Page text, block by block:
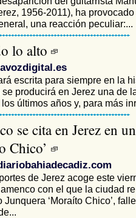
1956-2011), ha
una reacción peculiar:...
lo alto
escrita para siempre en la
producirá en Jerez una de
últimos años y, para más
se cita en Jerez en
Chico’
de Jerez acoge este
con el que la ciudad
‘Moraíto Chico’,